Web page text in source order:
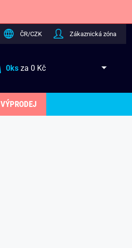
ČR/CZK Zákaznická zóna
0ksza 0 Kč
VÝPRODEJ